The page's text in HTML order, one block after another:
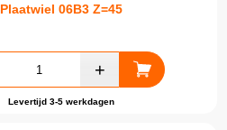
Plaatwiel 06B3 Z=45
Levertijd 3-5 werkdagen